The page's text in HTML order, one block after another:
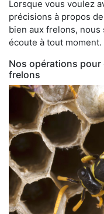
Lorsque vous voulez
précisions à propos
bien aux frelons, nous
écoute à tout moment.
Nos opérations
frelons